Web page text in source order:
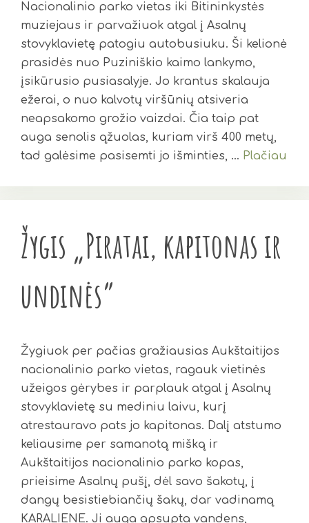
Nacionalinio parko vietas iki Bitininkystės
muziejaus ir parvažiuok atgal į Asalnų
stovyklavietę patogiu autobusiuku. Ši kelionė
prasidės nuo Puziniškio kaimo lankymo,
įsikūrusio pusiasalyje. Jo krantus skalauja
ežerai, o nuo kalvotų viršūnių atsiveria
neapsakomo grožio vaizdai. Čia taip pat
auga senolis ąžuolas, kuriam virš 400 metų,
tad galėsime pasisemti jo išminties, … Plačiau
Žygis „Piratai, kapitonas ir
undinės”
Žygiuok per pačias gražiausias Aukštaitijos
nacionalinio parko vietas, ragauk vietinės
užeigos gėrybes ir parplauk atgal į Asalnų
stovyklavietę su mediniu laivu, kurį
atrestauravo pats jo kapitonas. Dalį atstumo
keliausime per samanotą mišką ir
Aukštaitijos nacionalinio parko kopas,
prieisime Asalnų pušį, dėl savo šakotų, į
dangų besistiebiančių šakų, dar vadinamą
KARALIENE. Ji auga apsupta vandens,